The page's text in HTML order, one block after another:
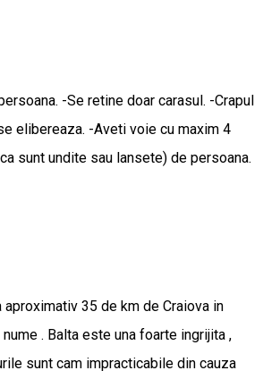
-Se retine doar carasul. -Crapul
elibereaza. -Aveti voie cu maxim 4
sunt undite sau lansete) de persoana.
aproximativ 35 de km de Craiova in
. Balta este una foarte ingrijita ,
sunt cam impracticabile din cauza